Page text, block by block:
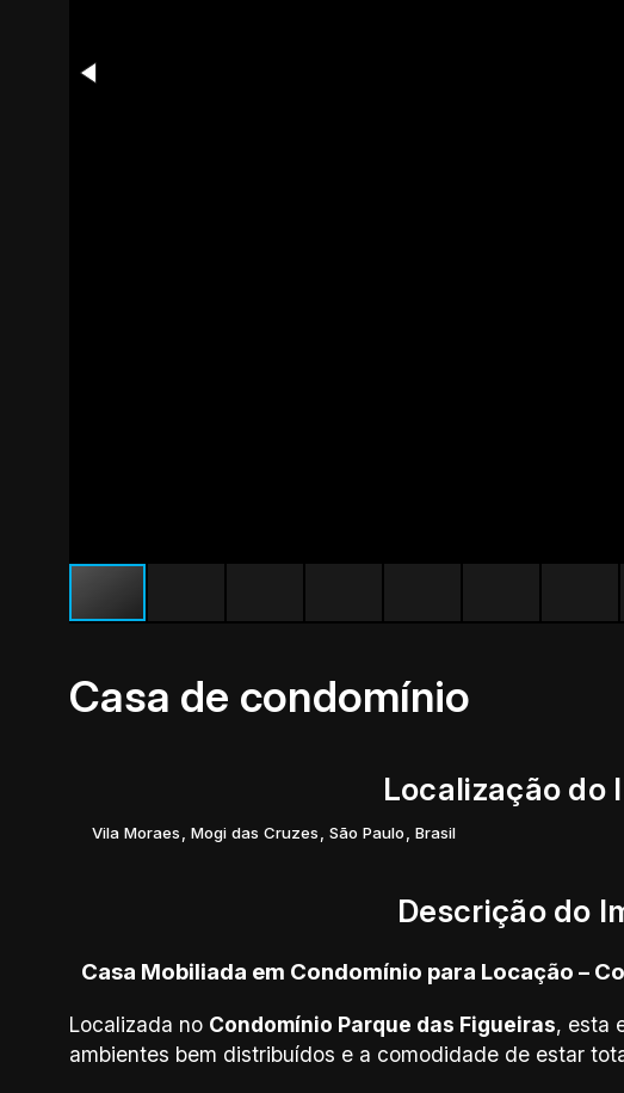
Casa de condomínio
Localização do
Vila Moraes Mogi das Cruzes São Paulo Brasil
Descrição do
Casa Mobiliada em Condomínio para Locação –
Localizada no Condomínio Parque das Figueiras, esta
ambientes bem distribuídos e a comodidade de estar